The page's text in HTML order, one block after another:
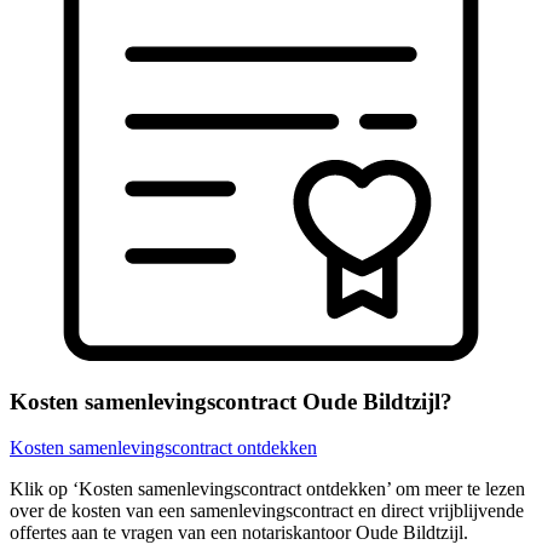
Kosten samenlevingscontract Oude Bildtzijl?
Kosten samenlevingscontract ontdekken
Klik op ‘Kosten samenlevingscontract ontdekken’ om meer te lezen
over de kosten van een samenlevingscontract en direct vrijblijvende
offertes aan te vragen van een notariskantoor Oude Bildtzijl.